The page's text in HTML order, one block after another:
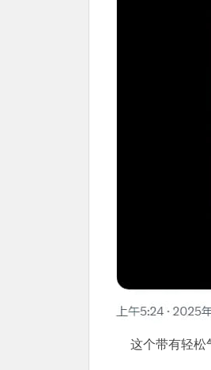
这个带有轻松